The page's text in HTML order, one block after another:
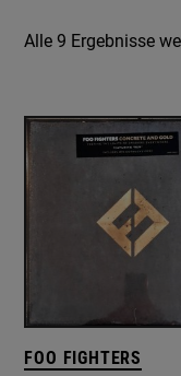
Alle 9 Ergebnisse
FOO FIGHTERS